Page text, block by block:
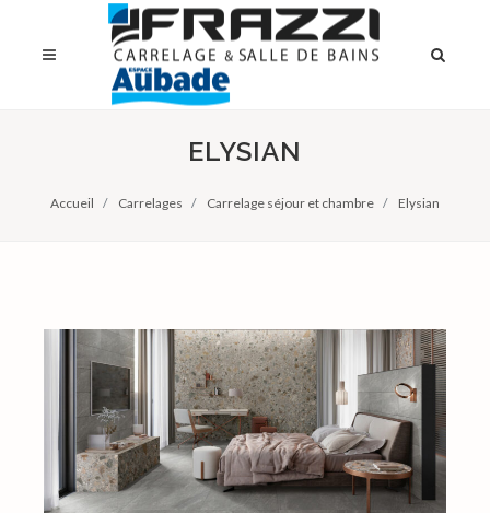
ELYSIAN
Accueil Carrelages Carrelage séjour et chambre Elysian